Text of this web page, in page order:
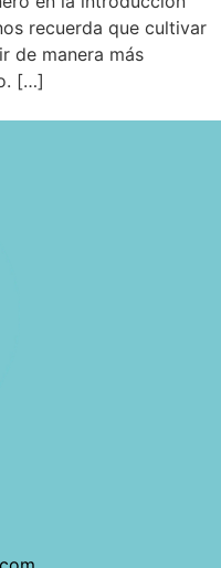
recuerda que cultivar
de manera más
[…]